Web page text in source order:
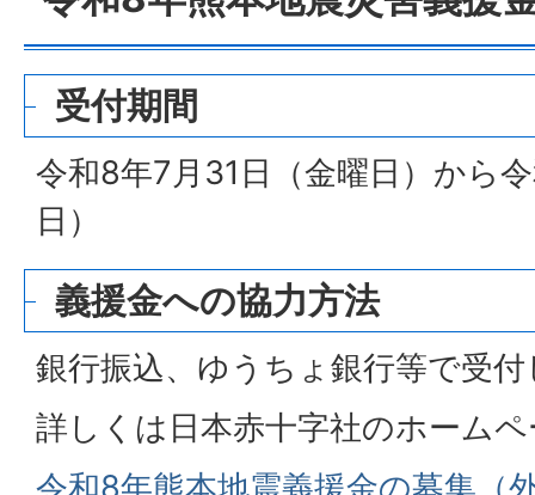
受付期間
令和8年7月31日（金曜日）から
日）
義援金への協力方法
銀行振込、ゆうちょ銀行等で受
詳しくは日本赤十字社のホーム